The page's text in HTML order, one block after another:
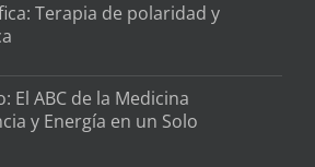
Terapia de polaridad y
El ABC de la Medicina
y Energía en un Solo